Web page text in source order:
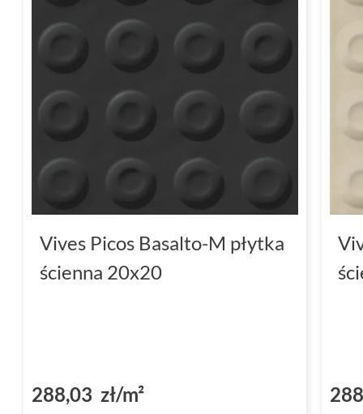
Vives Picos Basalto-M płytka
ścienna 20x20
288,03 zł/m²